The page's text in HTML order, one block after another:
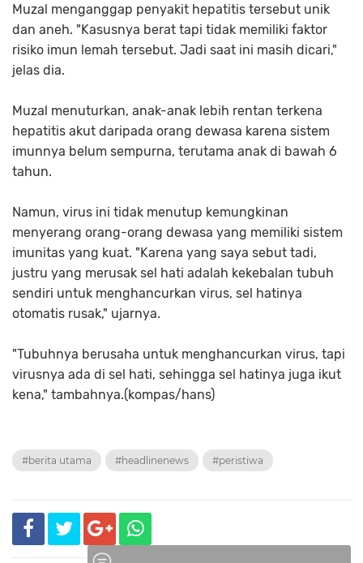
Muzal menganggap penyakit hepatitis tersebut unik
dan aneh. "Kasusnya berat tapi tidak memiliki faktor
risiko imun lemah tersebut. Jadi saat ini masih dicari,"
jelas dia.
Muzal menuturkan, anak-anak lebih rentan terkena
hepatitis akut daripada orang dewasa karena sistem
imunnya belum sempurna, terutama anak di bawah 6
tahun.
Namun, virus ini tidak menutup kemungkinan
menyerang orang-orang dewasa yang memiliki sistem
imunitas yang kuat. "Karena yang saya sebut tadi,
justru yang merusak sel hati adalah kekebalan tubuh
sendiri untuk menghancurkan virus, sel hatinya
otomatis rusak," ujarnya.
"Tubuhnya berusaha untuk menghancurkan virus, tapi
virusnya ada di sel hati, sehingga sel hatinya juga ikut
kena," tambahnya.(kompas/hans)
#berita utama #headlinenews #peristiwa